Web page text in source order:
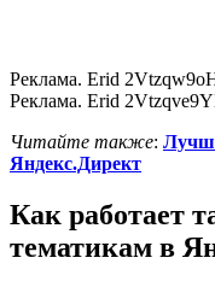
Реклама. Erid
Реклама. Erid
Читайте также:
Яндекс.Директ
Как работает
тематикам в